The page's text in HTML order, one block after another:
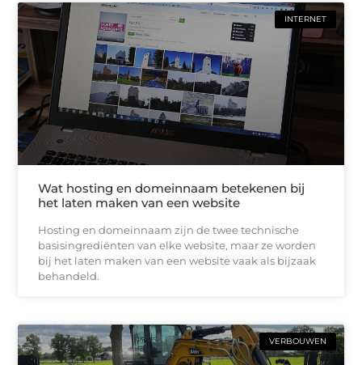
INTERNET
Wat hosting en domeinnaam betekenen bij
het laten maken van een website
Hosting en domeinnaam zijn de twee technische
basisingrediënten van elke website, maar ze worden
bij het laten maken van een website vaak als bijzaak
behandeld.
VERBOUWEN